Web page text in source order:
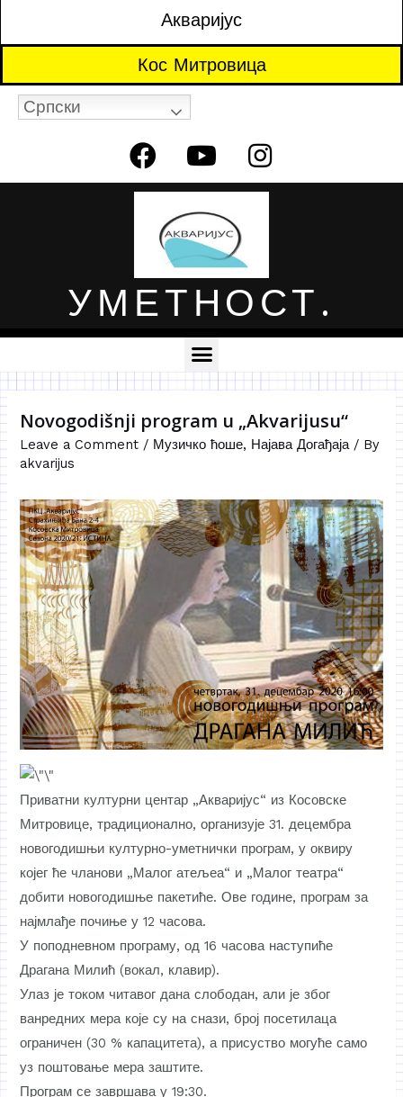
Акваријус
Кос Митровица
Српски
УМЕТНОСТ.
Novogodišnji program u „Akvarijusu“
Leave a Comment / Музичко ћоше, Најава Догађаја/ By
akvarijus
Приватни културни центар „Акваријус“ из Косовске
Митровице, традиционално, организује 31. децембра
новогодишњи културно-уметнички програм, у оквиру
којег ће чланови „Малог атељеа“ и „Малог театра“
добити новогодишње пакетиће. Ове године, програм за
најмлађе почиње у 12 часова.
У поподневном програму, од 16 часова наступиће
Драгана Милић (вокал, клавир).
Улаз је током читавог дана слободан, али је због
ванредних мера које су на снази, број посетилаца
ограничен (30 % капацитета), а присуство могуће само
уз поштовање мера заштите.
Програм се завршава у 19:30.